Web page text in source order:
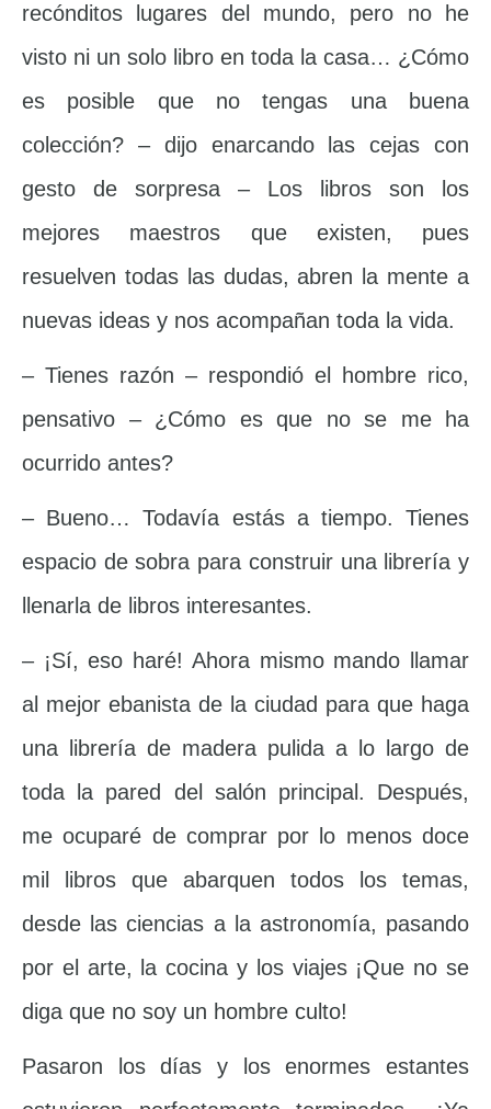
recónditos lugares del mundo, pero no he
visto ni un solo libro en toda la casa… ¿Cómo
es posible que no tengas una buena
colección? – dijo enarcando las cejas con
gesto de sorpresa – Los libros son los
mejores maestros que existen, pues
resuelven todas las dudas, abren la mente a
nuevas ideas y nos acompañan toda la vida.
– Tienes razón – respondió el hombre rico,
pensativo – ¿Cómo es que no se me ha
ocurrido antes?
– Bueno… Todavía estás a tiempo. Tienes
espacio de sobra para construir una librería y
llenarla de libros interesantes.
– ¡Sí, eso haré! Ahora mismo mando llamar
al mejor ebanista de la ciudad para que haga
una librería de madera pulida a lo largo de
toda la pared del salón principal. Después,
me ocuparé de comprar por lo menos doce
mil libros que abarquen todos los temas,
desde las ciencias a la astronomía, pasando
por el arte, la cocina y los viajes ¡Que no se
diga que no soy un hombre culto!
Pasaron los días y los enormes estantes